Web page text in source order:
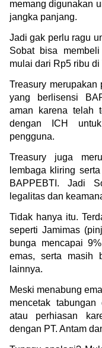
memang digunakan
jangka panjang.
Jadi gak perlu ragu
Sobat bisa
mulai dari Rp5 ribu di
Treasury
yang berlisensi
aman karena telah
dengan ICH
pengguna.
Treasury juga
lembaga kliring
BAPPEBTI. Jadi
legalitas dan
Tidak hanya itu.
seperti Jamimas
bunga mencapai
emas, serta masih
lainnya.
Meski menabung
mencetak
atau perhiasan
dengan PT. Antam